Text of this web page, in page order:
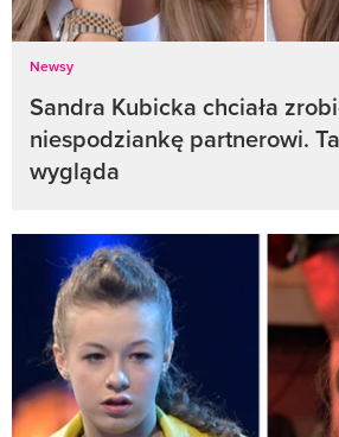
Newsy
Sandra Kubicka chciała
niespodziankę partnerowi.
wygląda